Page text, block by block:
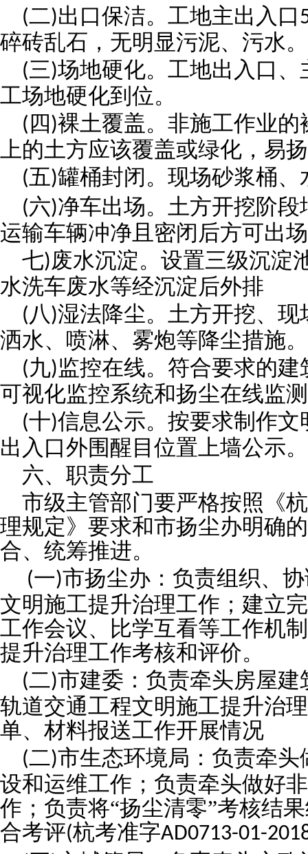
(二)出口保洁。工地主出入口
碎砖乱石，无明显污泥、污水。
(三)场地硬化。工地出入口
工场地硬化到位。
( 四 )裸土覆盖。非施工作业的
上的土方应该覆盖或绿化，易
(五)罐桶封闭。现场砂浆桶
(六)净车出场。土方开挖阶
运输车辆冲净且密闭后方可出
七)废水沉淀。设置三级沉淀
水洗车废水等经沉淀后外排
( 八)湿法降尘。土方开挖、
洒水、喷淋、雾炮等降尘措施。
(九)监控在线。符合要求的
可视化监控系统和扬尘在线监
(十)信息公示。按要求制作
出入口外围醒目位置上墙公示。
六、职责分工
市级主管部门要严格按照《
理规定》要求和市扬尘办明确
合、统筹推进。
(一)市扬尘办：负责组织、
文明施工提升治理工作；建立
工作会议、比学互看等工作机
提升治理工作考核和评价。
(二)市建委：负责牵头房屋
轨道交通工程文明施工提升治
单、材料报送工作开展情况
(二)市生态环境局：负责牵
设和运维工作；负责牵头做好
作；负责将“扬尘清零”考核结
合考评(杭考准字AD0713-01-